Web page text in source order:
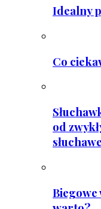
Idealny
Co
od
Biegowe